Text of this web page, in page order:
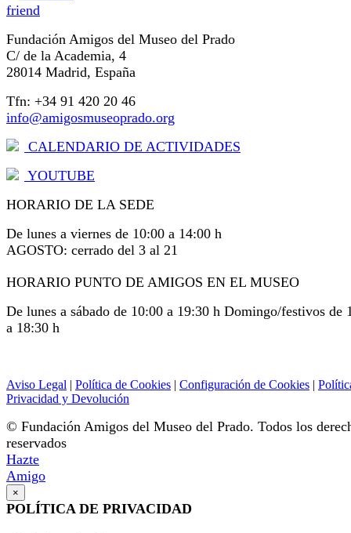
Fundación Amigos del Museo del Prado
C/ de la Academia, 4
28014 Madrid, España
Tfn: +34 91 420 20 46
info@amigosmuseoprado.org
CALENDARIO DE ACTIVIDADES
YOUTUBE
HORARIO DE LA SEDE
De lunes a viernes de 10:00 a 14:00 h
AGOSTO: cerrado del 3 al 21
HORARIO PUNTO DE AMIGOS EN EL MUSEO
De lunes a sábado de 10:00 a 19:30 h Domingo/festivos de
a 18:30 h
Aviso Legal | Política de Cookies | Configuración de Cookies |
Privacidad y Devolución
© Fundación Amigos del Museo del Prado. Todos los
reservados
Hazte
Amigo
×
POLÍTICA DE PRIVACIDAD